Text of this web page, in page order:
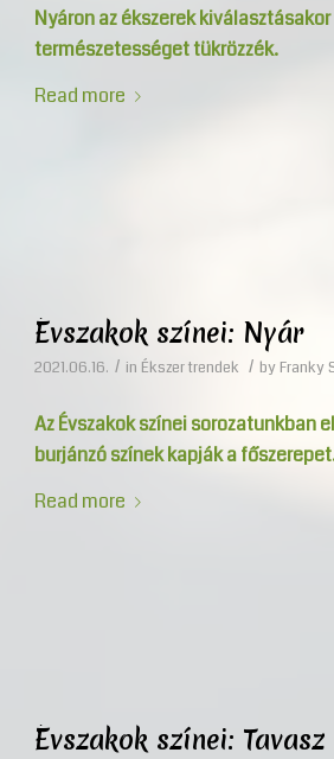
Nyáron az ékszerek
természetességet tükrözzék.
Read more
Évszakok színei: Nyár
2021.06.16. / in Ékszer trendek / by Franky
Az Évszakok színei sorozatunkban
burjánzó színek kapják a
Read more
Évszakok színei: Tavasz